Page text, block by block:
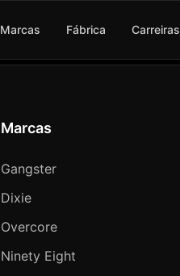
Marcas Fábrica Carreiras
Marcas
Gangster
Dixie
Overcore
Ninety Eight